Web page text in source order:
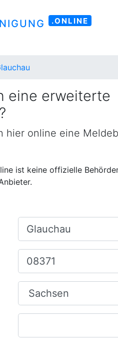
.ONLINE
eine erweiterte
hier online eine
ist keine offizielle